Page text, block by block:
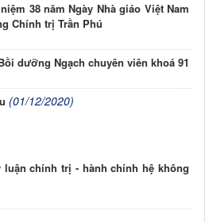
38 năm Ngày Nhà giáo Việt Nam
Chính trị Trần Phú
dưỡng Ngạch chuyên viên khoá 91
(01/12/2020)
chính trị - hành chính hệ không